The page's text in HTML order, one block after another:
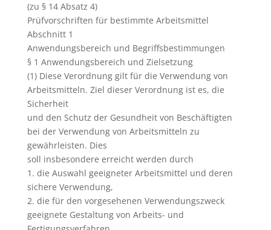
(zu § 14 Absatz 4)
Prüfvorschriften für bestimmte Arbeitsmittel
Abschnitt 1
Anwendungsbereich und Begriffsbestimmungen
§ 1 Anwendungsbereich und Zielsetzung
(1) Diese Verordnung gilt für die Verwendung von
Arbeitsmitteln. Ziel dieser Verordnung ist es, die
Sicherheit
und den Schutz der Gesundheit von Beschäftigten
bei der Verwendung von Arbeitsmitteln zu
gewährleisten. Dies
soll insbesondere erreicht werden durch
1. die Auswahl geeigneter Arbeitsmittel und deren
sichere Verwendung,
2. die für den vorgesehenen Verwendungszweck
geeignete Gestaltung von Arbeits- und